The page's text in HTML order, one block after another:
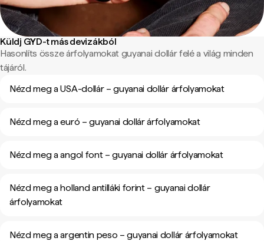
Küldj GYD-t más devizákból
Hasonlíts össze árfolyamokat guyanai dollár felé a világ minden
tájáról.
Nézd meg a USA-dollár – guyanai dollár árfolyamokat
Nézd meg a euró – guyanai dollár árfolyamokat
Nézd meg a angol font – guyanai dollár árfolyamokat
Nézd meg a holland antilláki forint – guyanai dollár
árfolyamokat
Nézd meg a argentin peso – guyanai dollár árfolyamokat